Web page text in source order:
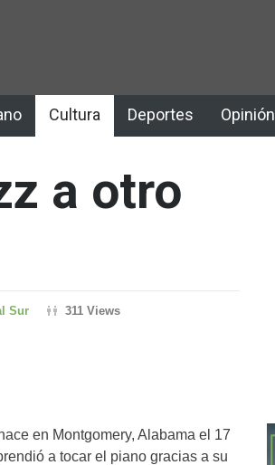
Cultura Deportes Opinión
a otro
Sur
311 Views
en Montgomery, Alabama el 17
a tocar el piano gracias a su